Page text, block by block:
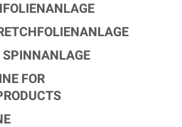
SPINNANLAGE
FOR